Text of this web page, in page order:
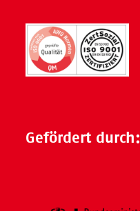
Gefördert durch: